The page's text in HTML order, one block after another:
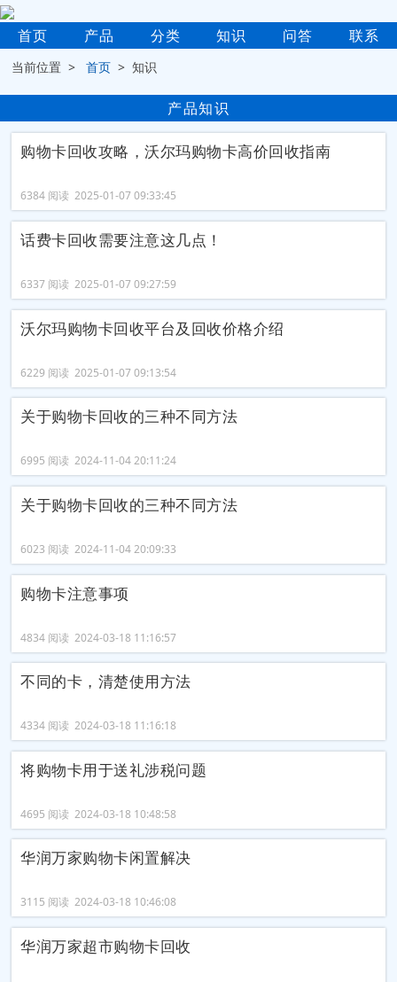
首页 产品 分类 知识 问答 联系
当前位置 >首页 > 知识
产品知识
购物卡回收攻略，沃尔玛购物卡高价回收指南
6384 阅读 2025-01-07 09:33:45
话费卡回收需要注意这几点！
6337 阅读 2025-01-07 09:27:59
沃尔玛购物卡回收平台及回收价格介绍
6229 阅读 2025-01-07 09:13:54
关于购物卡回收的三种不同方法
6995 阅读 2024-11-04 20:11:24
关于购物卡回收的三种不同方法
6023 阅读 2024-11-04 20:09:33
购物卡注意事项
4834 阅读 2024-03-18 11:16:57
不同的卡，清楚使用方法
4334 阅读 2024-03-18 11:16:18
将购物卡用于送礼涉税问题
4695 阅读 2024-03-18 10:48:58
华润万家购物卡闲置解决
3115 阅读 2024-03-18 10:46:08
华润万家超市购物卡回收